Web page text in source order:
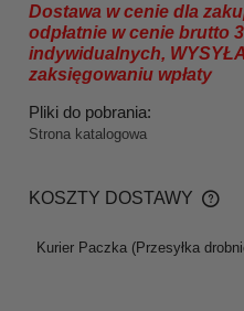
Dostawa w cenie dla
odpłatnie w cenie brutto
indywidualnych,
zaksięgowaniu wpłaty
Pliki do pobrania:
Strona katalogowa
KOSZTY DOSTAWY
CENA NIE ZAWIERA
Kurier Paczka(Przesyłka